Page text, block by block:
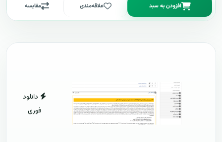
افزودن به سبد علاقه‌مندی مقایسه
دانلود
فوری